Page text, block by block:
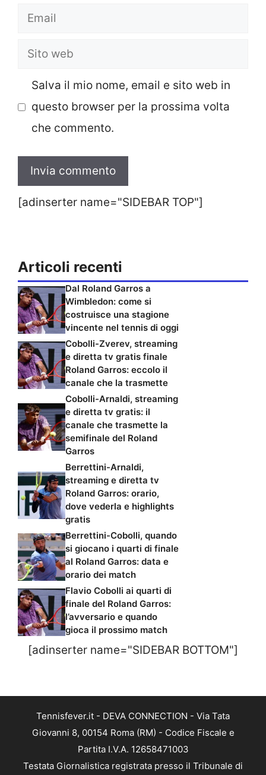
Email
Sito
Salva il mio nome, email e sito web in
questo browser per la prossima volta
che commento.
[adinserter name="SIDEBAR TOP"]
Articoli recenti
Dal Roland Garros a
Wimbledon: come si
costruisce una stagione
vincente nel tennis di oggi
Cobolli-Zverev, streaming
e diretta tv gratis finale
Roland Garros: eccolo il
canale che la trasmette
Cobolli-Arnaldi, streaming
e diretta tv gratis: il
canale che trasmette la
semifinale del Roland
Garros
Berrettini-Arnaldi,
streaming e diretta tv
Roland Garros: orario,
dove vederla e highlights
gratis
Berrettini-Cobolli, quando
si giocano i quarti di finale
al Roland Garros: data e
orario dei match
Flavio Cobolli ai quarti di
finale del Roland Garros:
l’avversario e quando
gioca il prossimo match
[adinserter name="SIDEBAR BOTTOM"]
Tennisfever.it - DEVA CONNECTION - Via Tata
Giovanni 8, 00154 Roma (RM) - Codice Fiscale e
Partita I.V.A. 12658471003
Testata Giornalistica registrata presso il Tribunale di